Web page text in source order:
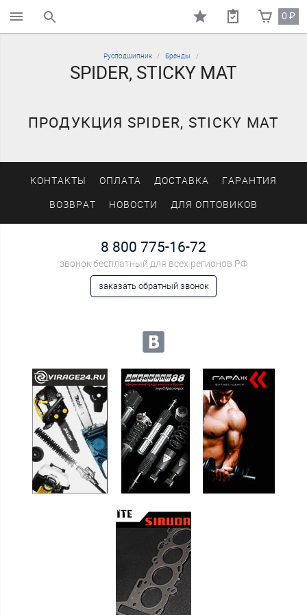
поиск по каталогу 0₽
Русподшипник Бренды
SPIDER, STICKY MAT
ПРОДУКЦИЯ SPIDER, STICKY MAT
КОНТАКТЫ ОПЛАТА ДОСТАВКА ГАРАНТИЯ
ВОЗВРАТ НОВОСТИ ДЛЯ ОПТОВИКОВ
8 800 775-16-72
звонок бесплатный для всех регионов РФ
заказать обратный звонок